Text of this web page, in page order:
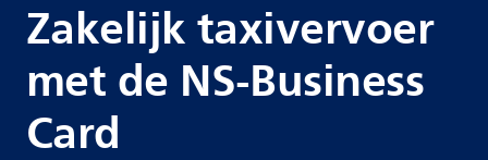
Zakelijk taxivervoer
met de NS-Business
Card